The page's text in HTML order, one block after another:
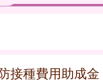
接種費用助成金